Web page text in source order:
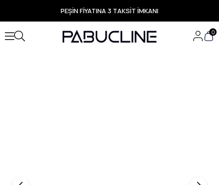
PEŞİN FİYATINA 3 TAKSİT İMKANI
TÜM ÜRÜNLERDE ÜCRETSİZ KARGO
Yeni Sezon Ürünlerde Özel Fırsatlar
Seçili Ürünlerde Hızlı Teslimat
0